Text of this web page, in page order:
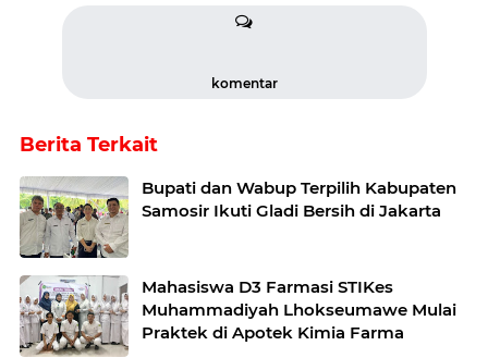
komentar
Berita Terkait
Bupati dan Wabup Terpilih Kabupaten
Samosir Ikuti Gladi Bersih di Jakarta
Mahasiswa D3 Farmasi STIKes
Muhammadiyah Lhokseumawe Mulai
Praktek di Apotek Kimia Farma